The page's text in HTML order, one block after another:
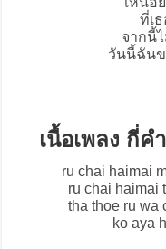
ที่เ
จากนี้
วันนี้ฉันข
เนื้อเพลง กี่ค
ru chai haimai
ru chai haimai
tha thoe ru wa
ko aya